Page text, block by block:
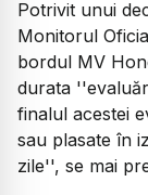
Potrivit unui
Monitorul
bordul MV
durata
finalul acestei
sau plasate în
zile'', se mai